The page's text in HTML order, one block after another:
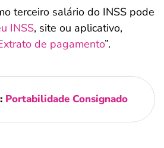
terceiro salário do INSS pode
INSS, site ou aplicativo,
de pagamento”.
Portabilidade Consignado